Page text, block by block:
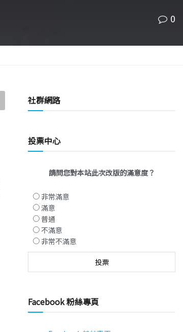
0
社群網路
投票中心
請問您對本站此次改版的滿意度？
非常滿意
滿意
普通
不滿意
非常不滿意
Facebook 粉絲專頁